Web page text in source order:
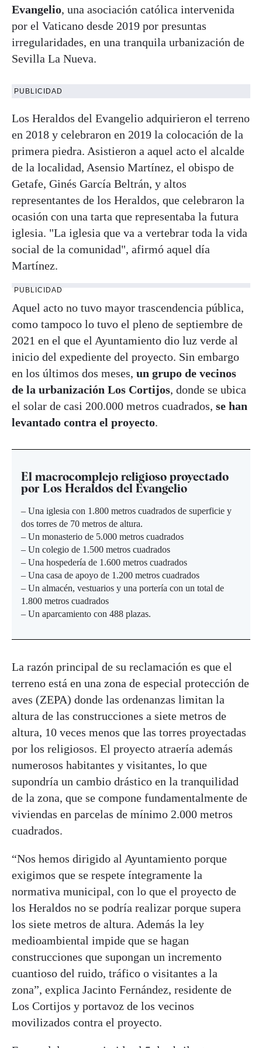
Evangelio, una asociación católica intervenida
por el Vaticano desde 2019 por presuntas
irregularidades, en una tranquila urbanización de
Sevilla La Nueva.
PUBLICIDAD
Los Heraldos del Evangelio adquirieron el terreno
en 2018 y celebraron en 2019 la colocación de la
primera piedra. Asistieron a aquel acto el alcalde
de la localidad, Asensio Martínez, el obispo de
Getafe, Ginés García Beltrán, y altos
representantes de los Heraldos, que celebraron la
ocasión con una tarta que representaba la futura
iglesia. "La iglesia que va a vertebrar toda la vida
social de la comunidad", afirmó aquel día
Martínez.
PUBLICIDAD
Aquel acto no tuvo mayor trascendencia pública,
como tampoco lo tuvo el pleno de septiembre de
2021 en el que el Ayuntamiento dio luz verde al
inicio del expediente del proyecto. Sin embargo
en los últimos dos meses, un grupo de vecinos
de la urbanización Los Cortijos, donde se ubica
el solar de casi 200.000 metros cuadrados, se han
levantado contra el proyecto.
El macrocomplejo religioso proyectado
por Los Heraldos del Evangelio
– Una iglesia con 1.800 metros cuadrados de superficie y
dos torres de 70 metros de altura.
– Un monasterio de 5.000 metros cuadrados
– Un colegio de 1.500 metros cuadrados
– Una hospedería de 1.600 metros cuadrados
– Una casa de apoyo de 1.200 metros cuadrados
– Un almacén, vestuarios y una portería con un total de
1.800 metros cuadrados
– Un aparcamiento con 488 plazas.
La razón principal de su reclamación es que el
terreno está en una zona de especial protección de
aves (ZEPA) donde las ordenanzas limitan la
altura de las construcciones a siete metros de
altura, 10 veces menos que las torres proyectadas
por los religiosos. El proyecto atraería además
numerosos habitantes y visitantes, lo que
supondría un cambio drástico en la tranquilidad
de la zona, que se compone fundamentalmente de
viviendas en parcelas de mínimo 2.000 metros
cuadrados.
“Nos hemos dirigido al Ayuntamiento porque
exigimos que se respete íntegramente la
normativa municipal, con lo que el proyecto de
los Heraldos no se podría realizar porque supera
los siete metros de altura. Además la ley
medioambiental impide que se hagan
construcciones que supongan un incremento
cuantioso del ruido, tráfico o visitantes a la
zona”, explica Jacinto Fernández, residente de
Los Cortijos y portavoz de los vecinos
movilizados contra el proyecto.